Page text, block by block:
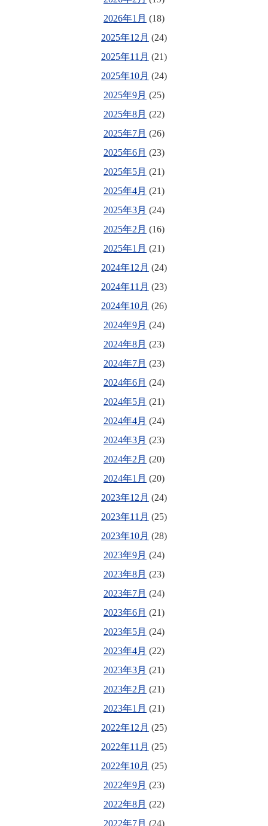
2026年1月 (18)
2025年12月 (24)
2025年11月 (21)
2025年10月 (24)
2025年9月 (25)
2025年8月 (22)
2025年7月 (26)
2025年6月 (23)
2025年5月 (21)
2025年4月 (21)
2025年3月 (24)
2025年2月 (16)
2025年1月 (21)
2024年12月 (24)
2024年11月 (23)
2024年10月 (26)
2024年9月 (24)
2024年8月 (23)
2024年7月 (23)
2024年6月 (24)
2024年5月 (21)
2024年4月 (24)
2024年3月 (23)
2024年2月 (20)
2024年1月 (20)
2023年12月 (24)
2023年11月 (25)
2023年10月 (28)
2023年9月 (24)
2023年8月 (23)
2023年7月 (24)
2023年6月 (21)
2023年5月 (24)
2023年4月 (22)
2023年3月 (21)
2023年2月 (21)
2023年1月 (21)
2022年12月 (25)
2022年11月 (25)
2022年10月 (25)
2022年9月 (23)
2022年8月 (22)
2022年7月 (24)